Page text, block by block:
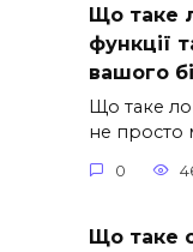
Що таке
функції
вашого
Що таке
не просто
0
Що таке